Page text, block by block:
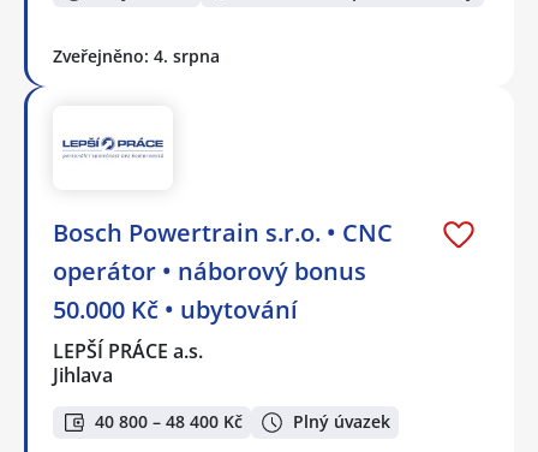
Zveřejněno: 4. srpna
Bosch Powertrain s.r.o. • CNC
operátor • náborový bonus
50.000 Kč • ubytování
LEPŠÍ PRÁCE a.s.
Jihlava
40 800 – 48 400 Kč Plný úvazek